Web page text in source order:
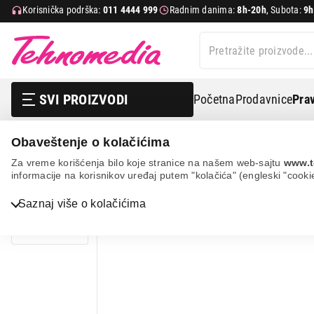
Obaveštenje o kolačićima
Za vreme korišćenja bilo koje stranice na našem web-sajtu
informacije na korisnikov uređaj putem "kolačića" (engleski
Saznaj više o kolačićima
Korisnička podrška: 011 4444 999 Radnim danima:8h-20h, Subota:
SVI PROIZVODI PočetnaProdavnice
Bela tehnika
Bela tehnika Sudopere i slavine